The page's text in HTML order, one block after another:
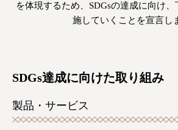
を体現するため、SDGsの達成に向け
施していくことを宣言し
SDGs達成に向けた取り組み
製品・サービス